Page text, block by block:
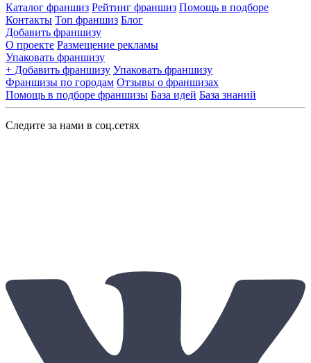
Каталог франшиз Рейтинг франшиз Помощь в подборе
Контакты Топ франшиз Блог
Добавить франшизу
О проекте Размещение рекламы
Упаковать франшизу
+ Добавить франшизу Упаковать франшизу
Франшизы по городам Отзывы о франшизах
Помощь в подборе франшизы База идей База знаний
Следите за нами в соц.сетях